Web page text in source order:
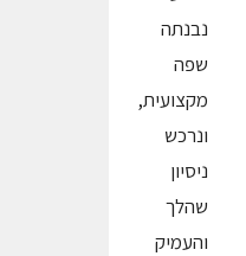
נבנתה
שפה
מקצועית,
ונרכש
ניסיון
שהלך
והעמיק